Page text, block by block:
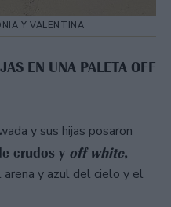
Y VALENTINA
EN UNA PALETA OFF
y sus hijas posaron
crudos y off white,
y azul del cielo y el